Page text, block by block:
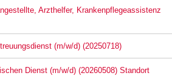
Arzthelfer, Krankenpflegeassistenz
(m/w/d) (20250718)
Dienst (m/w/d) (20260508) Standort